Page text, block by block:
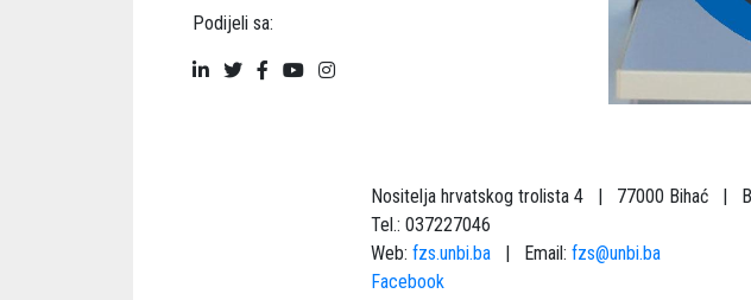
Podijeli sa:
Nositelja hrvatskog trolista 4 | 77000 Bihać |
Tel.: 037227046
Web: fzs.unbi.ba | Email: fzs@unbi.ba
Facebook